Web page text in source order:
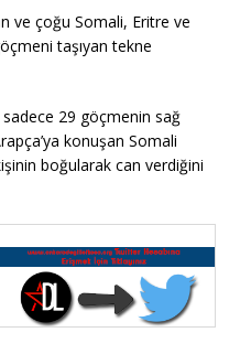
ve çoğu Somali, Eritre ve
taşıyan tekne
29 göçmenin sağ
konuşan Somali
boğularak can verdiğini